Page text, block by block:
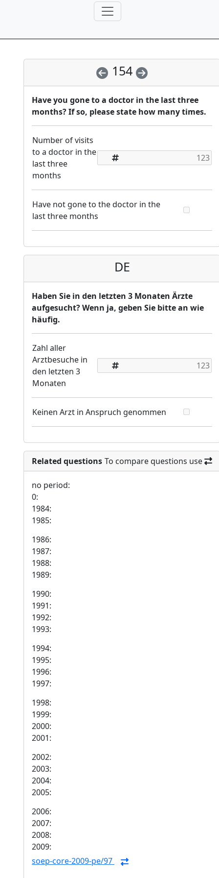
154
Have you gone to a doctor in the last three
months? If so, please state how many times.
Number of visits
to a doctor in the
last three
months
Have not gone to the doctor in the
last three months
DE
Haben Sie in den letzten 3 Monaten Ärzte
aufgesucht? Wenn ja, geben Sie bitte an wie
häufig.
Zahl aller
Arztbesuche in
den letzten 3
Monaten
Keinen Arzt in Anspruch genommen
Related questions To compare questions use
no period:
0:
1984:
1985:
1986:
1987:
1988:
1989:
1990:
1991:
1992:
1993:
1994:
1995:
1996:
1997:
1998:
1999:
2000:
2001:
2002:
2003:
2004:
2005:
2006:
2007:
2008:
2009:
soep-core-2009-pe/97